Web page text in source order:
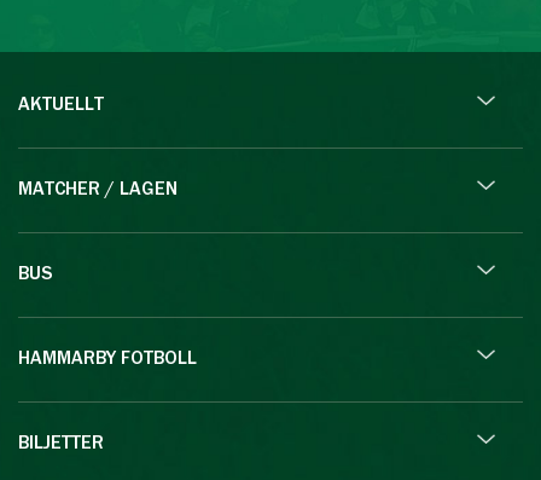
AKTUELLT
MATCHER / LAGEN
BUS
HAMMARBY FOTBOLL
BILJETTER